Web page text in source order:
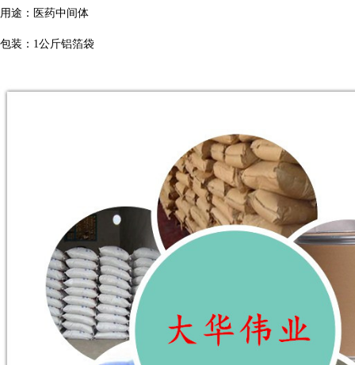
用途：医药中间体
包装： 1公斤铝箔袋